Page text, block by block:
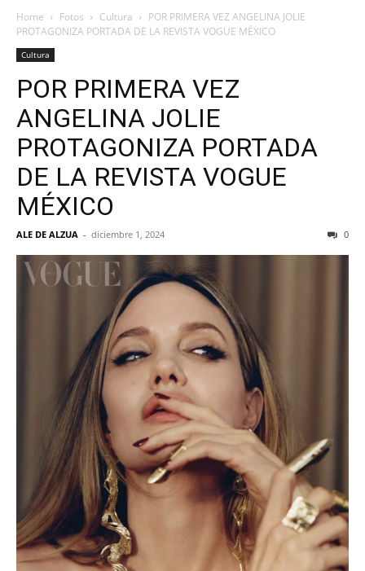
Home Fotos Cultura
POR PRIMERA VEZ ANGELINA JOLIE
PROTAGONIZA PORTADA DE LA REVISTA VOGUE MÉXICO
Cultura
POR PRIMERA VEZ
ANGELINA JOLIE
PROTAGONIZA PORTADA
DE LA REVISTA VOGUE
MÉXICO
ALE DE ALZUA - diciembre 1, 2024 0